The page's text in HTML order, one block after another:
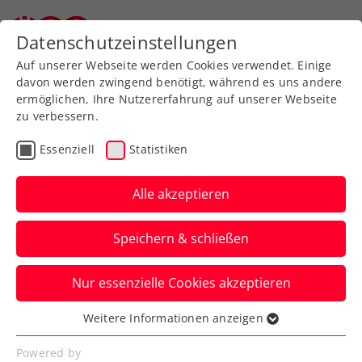
Aktuelle News
News filtern
Datenschutzeinstellungen
Auf unserer Webseite werden Cookies verwendet. Einige
davon werden zwingend benötigt, während es uns andere
ermöglichen, Ihre Nutzererfahrung auf unserer Webseite
zu verbessern.
Essenziell Statistiken
Alle akzeptieren
Speichern & schließen
Nur essenzielle Cookies akzeptieren
Essenziell
Essenzielle Cookies werden für grundlegende
Weitere Informationen anzeigen
Powered by